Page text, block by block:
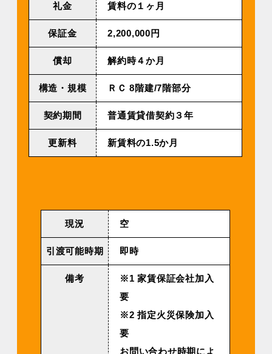
礼金 賃料の１ヶ月
保証金 2,200,000円
償却 解約時４か月
構造・規模 ＲＣ 8階建/7階部分
契約期間 普通賃貸借契約３年
更新料 新賃料の1.5か月
現況 空
引渡可能時期 即時
備考
※1 家賃保証会社加入
要
※2 指定火災保険加入
要
お問い合わせ時期によ